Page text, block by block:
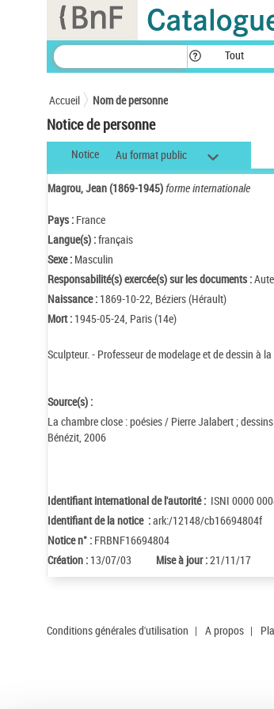
Tout
Accueil Nom de personne
Notice de personne
Notice Au format public
Magrou, Jean (1869-1945)forme internationale
Pays : France
Langue(s) :français
Sexe : Masculin
Responsabilité(s) exercée(s) sur les documents :
Naissance : 1869-10-22, Béziers (Hérault)
Mort : 1945-05-24, Paris (14e)
Sculpteur. - Professeur de modelage et de dessin à
Source(s) :
La chambre close : poésies / Pierre Jalabert ;
Bénézit, 2006
Identifiant international de l'autorité : ISNI 0000
Identifiant de la notice :ark:/12148/cb16694804f
Notice n° : FRBNF16694804
Création : 13/07/03 Mise à jour :21/11/17
Conditions générales d'utilisation | A propos |
Panneau de gestion des cookies